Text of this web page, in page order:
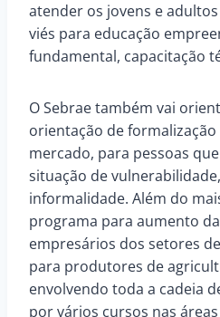
atender os jovens e
viés para educação
fundamental, capacitação
O Sebrae também vai
orientação de
mercado, para pessoas
situação de
informalidade. Além do
programa para aumento
empresários dos setores
para produtores de
envolvendo toda a cadeia
por vários cursos nas